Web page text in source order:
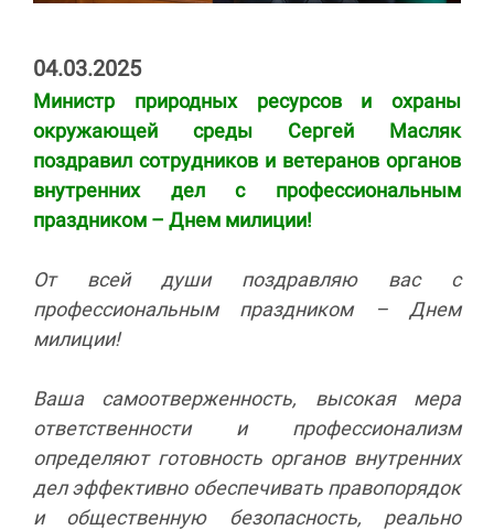
04.03.2025
Министр природных ресурсов и охраны
окружающей среды Сергей Масляк
поздравил сотрудников и ветеранов органов
внутренних дел с профессиональным
праздником – Днем милиции!
От всей души поздравляю вас с
профессиональным праздником – Днем
милиции!
Ваша самоотверженность, высокая мера
ответственности и профессионализм
определяют готовность органов внутренних
дел эффективно обеспечивать правопорядок
и общественную безопасность, реально